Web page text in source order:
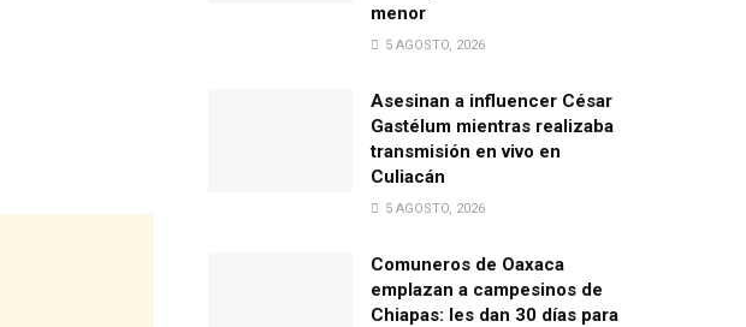
menor
5 AGOSTO, 2026
Asesinan a influencer César
Gastélum mientras realizaba
transmisión en vivo en
Culiacán
5 AGOSTO, 2026
Comuneros de Oaxaca
emplazan a campesinos de
Chiapas: les dan 30 días para